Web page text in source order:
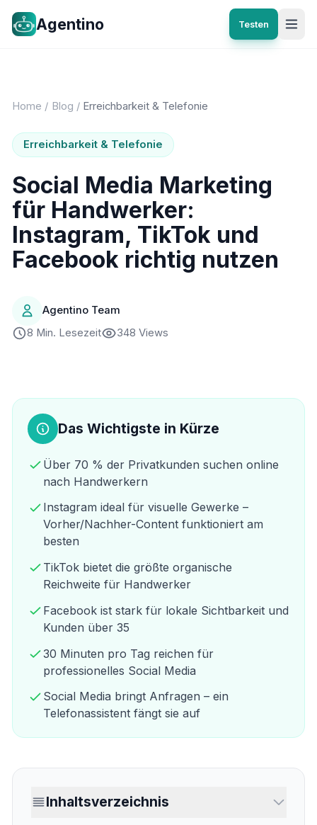
Agentino Testen
Home / Blog / Erreichbarkeit & Telefonie
Erreichbarkeit & Telefonie
Social Media Marketing
für Handwerker:
Instagram, TikTok und
Facebook richtig nutzen
Agentino Team
8 Min. Lesezeit
348 Views
Das Wichtigste in Kürze
Über 70 % der Privatkunden suchen online
nach Handwerkern
Instagram ideal für visuelle Gewerke –
Vorher/Nachher-Content funktioniert am
besten
TikTok bietet die größte organische
Reichweite für Handwerker
Facebook ist stark für lokale Sichtbarkeit und
Kunden über 35
30 Minuten pro Tag reichen für
professionelles Social Media
Social Media bringt Anfragen – ein
Telefonassistent fängt sie auf
Inhaltsverzeichnis